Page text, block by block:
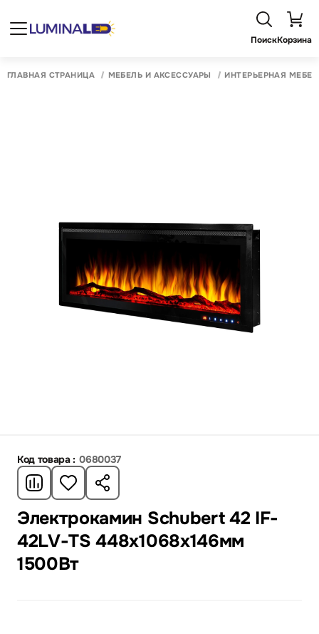
ПоискКорзина
ГЛАВНАЯ СТРАНИЦА МЕБЕЛЬ И АКСЕССУАРЫ ИНТЕРЬЕРНАЯ
Код товара : 0680037
Электрокамин Schubert 42 IF-
42LV-TS 448x1068x146мм
1500Вт